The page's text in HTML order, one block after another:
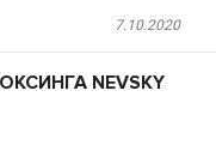
7.10.2020
NEVSKY